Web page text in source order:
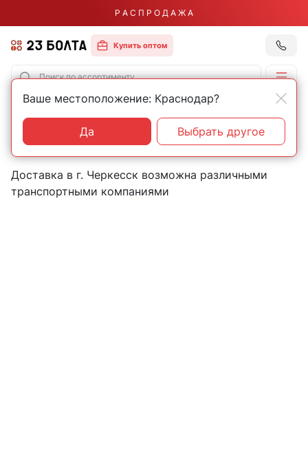
Р А С П Р О Д А Ж А
Купить оптом
Главная Контакты Черкесск
Пункты выдачи товаров в
городе Черкесск
Доставка в г. Черкесск возможна различными
транспортными компаниями
Ваше местоположение: Краснодар?
Да Выбрать другое